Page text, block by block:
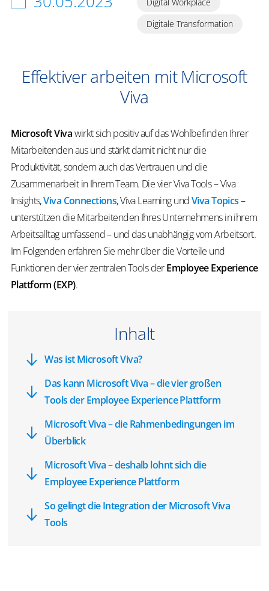
Digitale Transformation
Effektiver arbeiten mit Microsoft
Viva
Microsoft Vivawirkt sich positiv auf das Wohlbefinden Ihrer
Mitarbeitenden aus und stärkt damit nicht nur die
Produktivität, sondern auch das Vertrauen und die
Zusammenarbeit in Ihrem Team. Die vier Viva Tools – Viva
Insights,Viva Connections, Viva Learning undViva Topics–
unterstützen die Mitarbeitenden Ihres Unternehmens in ihrem
Arbeitsalltag umfassend – und das unabhängig vom Arbeitsort.
Im Folgenden erfahren Sie mehr über die Vorteile und
Funktionen der vier zentralen Tools derEmployee Experience
Plattform (EXP).
Inhalt
Was ist Microsoft Viva?
Das kann Microsoft Viva – die vier großen
Tools der Employee Experience Plattform
Microsoft Viva – die Rahmenbedingungen im
Überblick
Microsoft Viva – deshalb lohnt sich die
Employee Experience Plattform
So gelingt die Integration der Microsoft Viva
Tools